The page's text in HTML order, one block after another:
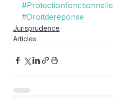
#Protectionfonctionnelle
#Droitderéponse
Jurisprudence
Articles